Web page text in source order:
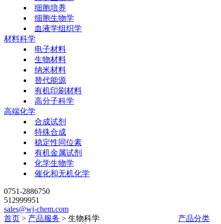
细胞培养
细胞生物学
血液学组织学
材料科学
电子材料
生物材料
纳米材料
替代能源
有机印刷材料
高分子科学
高端化学
合成试剂
特殊合成
稳定性同位素
有机金属试剂
化学生物学
催化和无机化学
0751-2886750
512999951
sales@wj-chem.com
产品分类
首页 > 产品服务 > 生物科学